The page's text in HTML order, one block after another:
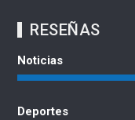
RESEÑAS
Noticias
Deportes